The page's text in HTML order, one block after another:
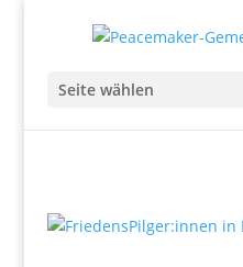
Seite wählen